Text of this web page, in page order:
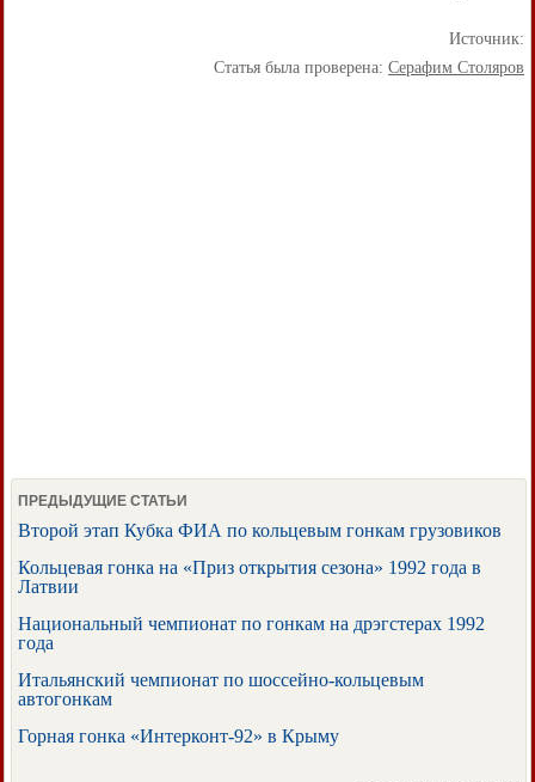
Источник:
Статья была проверена: Серафим Столяров
ПРЕДЫДУЩИЕ СТАТЬИ
Второй этап Кубка ФИА по кольцевым гонкам грузовиков
Кольцевая гонка на «Приз открытия сезона» 1992 года в
Латвии
Национальный чемпионат по гонкам на дрэгстерах 1992
года
Итальянский чемпионат по шоссейно-кольцевым
автогонкам
Горная гонка «Интерконт-92» в Крыму